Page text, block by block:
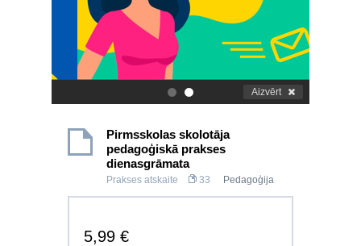
. Aizvērt
Pirmsskolas skolotāja
pedagoģiskā prakses
dienasgrāmata
Prakses atskaite 33 Pedagoģija
5,99 €